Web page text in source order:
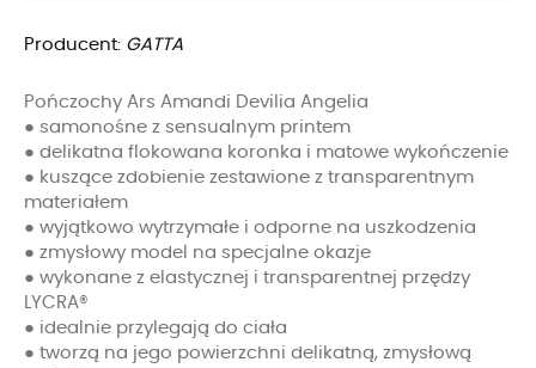
Producent: GATTA
Pończochy Ars Amandi Devilia Angelia
● samonośne z sensualnym printem
● delikatna flokowana koronka i matowe wykończenie
● kuszące zdobienie zestawione z transparentnym
materiałem
● wyjątkowo wytrzymałe i odporne na uszkodzenia
● zmysłowy model na specjalne okazje
● wykonane z elastycznej i transparentnej przędzy
LYCRA®
● idealnie przylegają do ciała
● tworzą na jego powierzchni delikatną, zmysłową